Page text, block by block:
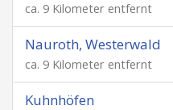
ca. 9 Kilometer entfernt
Nauroth, Westerwald
ca. 9 Kilometer entfernt
Kuhnhöfen